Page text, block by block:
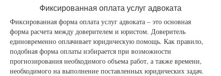
Фиксированная оплата услуг адвоката
Фиксированная форма оплата услуг адвоката – это основная
форма расчета между доверителем и юристом. Доверитель
единовременно оплачивает юридическую помощь. Как правило,
подобная форма оплаты избирается при возможности
прогнозирования необходимого объема работ, а также времени,
необходимого на выполнение поставленных юридических задач.